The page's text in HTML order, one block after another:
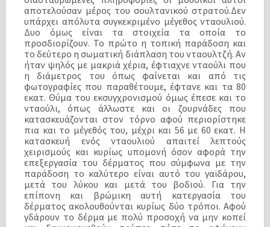
αποτελούσαν μέρος του σουλτανικού στρατού.Δεν
υπάρχει απόλυτα συγκεκριμένο μέγεθος νταουλιού.
Δυο όμως είναι τα στοιχεία τα οποία το
προσδιορίζουν. Το πρώτο η τοπική παράδοση και
το δεύτερο η σωματική διάπλαση του νταουλτζή. Αν
ήταν ψηλός με μακριά χέρια, έφτιαχνε νταούλι που
η διάμετρος του όπως φαίνεται και από τις
φωτογραφίες που παραθέτουμε, έφτανε και τα 80
εκατ. Θύμα του εκσυγχρονισμού όμως έπεσε και το
νταούλι, όπως άλλωστε και οι ζουρνάδες που
κατασκευάζονται στον τόρνο αφού περιορίστηκε
πια και το μέ­γεθός του, μέχρι και 56 με 60 εκατ. Η
κατασκευή ενός νταουλιού απαιτεί λεπτούς
χειρισμούς και κυρίως υπομονή όσον αφορά την
επεξεργασία του δέρματος που σύμφωνα με την
παράδοση το καλύτερο είναι αυτό του γαϊδάρου,
μετά του λύκου και μετά του βοδιού. Για την
επίπονη και βρώμικη αυτή κατεργασία του
δέρματος ακολουθούνται κυρίως δύο τρόποι. Αφού
γδάρουν το δέρμα με πολύ προσοχή να μην κοπεί